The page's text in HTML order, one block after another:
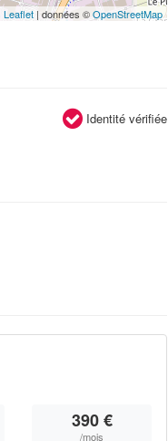
Leaflet| données ©OpenStreetMap
Identité vérifiée
390 €
/mois